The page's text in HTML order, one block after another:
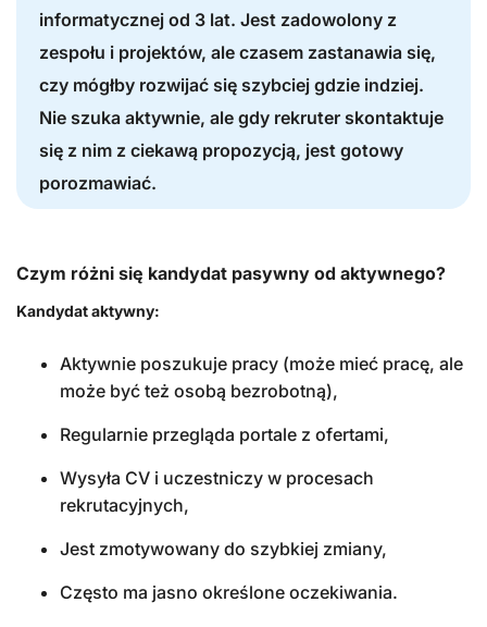
informatycznej od 3 lat. Jest zadowolony z
zespołu i projektów, ale czasem zastanawia się,
czy mógłby rozwijać się szybciej gdzie indziej.
Nie szuka aktywnie, ale gdy rekruter skontaktuje
się z nim z ciekawą propozycją, jest gotowy
porozmawiać.
Czym różni się kandydat pasywny od aktywnego?
Kandydat aktywny:
Aktywnie poszukuje pracy (może mieć pracę, ale
może być też osobą bezrobotną),
Regularnie przegląda portale z ofertami,
Wysyła CV i uczestniczy w procesach
rekrutacyjnych,
Jest zmotywowany do szybkiej zmiany,
Często ma jasno określone oczekiwania.